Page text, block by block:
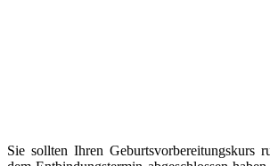
Sie sollten Ihren Geburtsvorbereitungskurs